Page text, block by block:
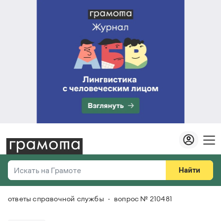
Искать на Грамоте
Справочная служба
Найти
Везде
ответы справочной службы вопрос № 210481